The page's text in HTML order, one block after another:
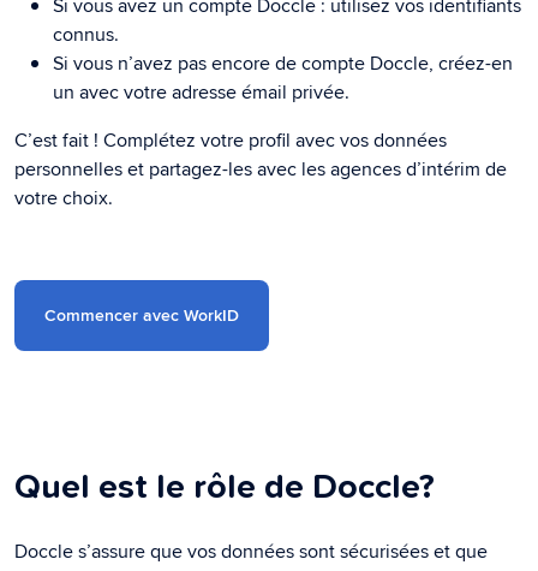
connus.
Si vous n’avez pas encore de compte Doccle, créez-en
un avec votre adresse émail privée.
C’est fait ! Complétez votre profil avec vos données
personnelles et partagez-les avec les agences d’intérim de
votre choix.
Commencer avec WorkID
Quel est le rôle de Doccle?
Doccle s’assure que vos données sont sécurisées et que